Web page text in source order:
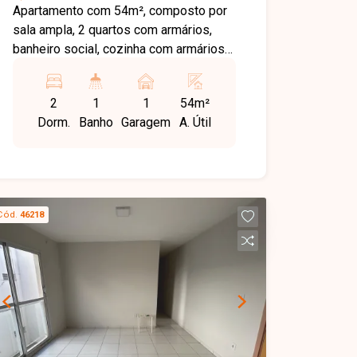
Apartamento com 54m², composto por
sala ampla, 2 quartos com armários,
banheiro social, cozinha com armários e
garagem descoberta. O condomínio
oferece portaria 24 horas, elevador,
salão de festas e piscina,
2
Dorm.
1
Banho
1
Garagem
54m²
A. Útil
46218